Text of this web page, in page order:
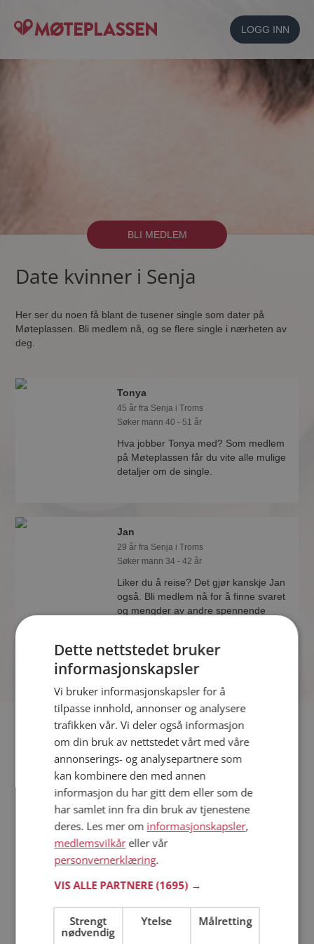
LOGG INN
BLI MEDLEM
Date kvinner i Senja
Her ser du noen få blant de tusener single som dater på
Møteplassen. Bli medlem nå, og se flere single i nærheten av
deg.
Tonya
45 år fra Senja i Troms
Søker mann 40 - 51 år
Hva jobber Tonya med? Som medlem
på Møteplassen får du vite alle mulige
detaljer om de single.
Jan
29 år fra Senja i Troms
Søker mann 34 - 42 år
Liker du å reise? Det gjør kanskje Jan
også. Bli medlem nå for å finne svaret
og mengder av andre spennende
Hvis du søker dating i Senja har du kommet til riktig sted. På
Møteplassen kan du bli medlem og søke blant tusenvis av
datinginteresserte single i Senja
Läs mer
Trinn 1 - Bli medlem og lag en presentasjon
Trinn 2 - Slik fungerer våre søkefunksjoner
Dating på mobilen
Dating på Møteplassen
Dette nettstedet bruker
informasjonskapsler
Vi bruker informasjonskapsler for å
tilpasse innhold, annonser og analysere
trafikken vår. Vi deler også informasjon
om din bruk av nettstedet vårt med våre
annonserings- og analysepartnere som
kan kombinere den med annen
informasjon du har gitt dem eller som de
har samlet inn fra din bruk av tjenestene
deres. Les mer om informasjonskapsler,
medlemsvilkåreller vår
personvernerklæring.
VIS ALLE PARTNERE(1695) →
Strengt
nødvendig
Ytelse Målretting